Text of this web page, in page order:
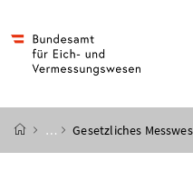
Startseite
… Gesetzliches